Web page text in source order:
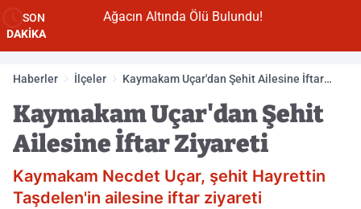
SON
DAKİKA
Ağacın Altında Ölü Bulundu!
Haberler İlçeler
Kaymakam Uçar'dan Şehit Ailesine İftar
Kaymakam Uçar'dan Şehit
Ailesine İftar Ziyareti
Kaymakam Necdet Uçar, şehit Hayrettin
Taşdelen'in ailesine iftar ziyareti